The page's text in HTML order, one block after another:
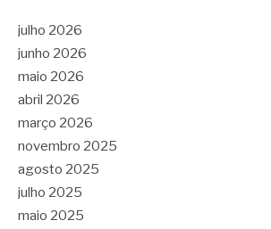
julho 2026
junho 2026
maio 2026
abril 2026
março 2026
novembro 2025
agosto 2025
julho 2025
maio 2025